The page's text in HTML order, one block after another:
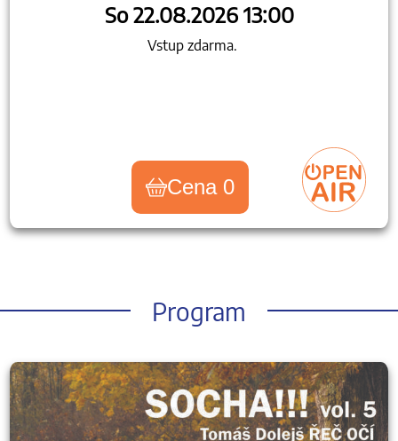
So 22.08.2026 13:00
Vstup zdarma.
Cena 0
Program